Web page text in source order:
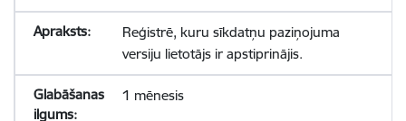
Reģistrē, kuru sīkdatņu paziņojuma
versiju lietotājs ir apstiprinājis.
1 mēnesis